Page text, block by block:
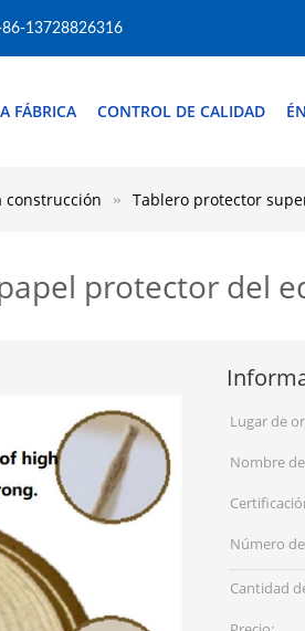
13728826316
FÁBRICA CONTROL DE CALIDAD
construcción Tablero protector
protector del
Lugar de
Nombre
Número
Cantidad